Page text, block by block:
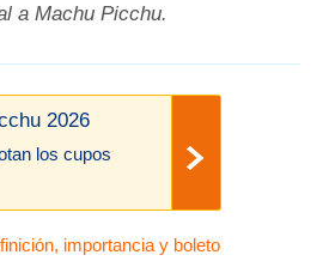
a Machu Picchu.
2026
los cupos
importancia y boleto